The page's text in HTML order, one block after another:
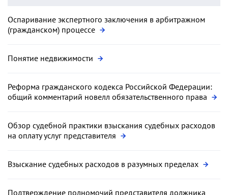
Оспаривание экспертного заключения в арбитражном
(гражданском) процессе
Понятие недвижимости
Реформа гражданского кодекса Российской Федерации:
общий комментарий новелл обязательственного права
Обзор судебной практики взыскания судебных расходов
на оплату услуг представителя
Взыскание судебных расходов в разумных пределах
Подтверждение полномочий представителя должника